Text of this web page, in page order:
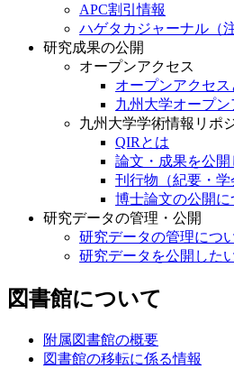
APC割引情報
ハゲタカジャーナル（
研究成果の公開
オープンアクセス
オープンアクセス
九州大学オープ
九州大学学術情報リポ
QIRとは
論文・成果を公開
刊行物（紀要・
博士論文の公開
研究データの管理・公開
研究データの管理につ
研究データを公開した
図書館について
附属図書館の概要
図書館の移転に係る情報